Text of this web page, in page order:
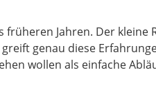
früheren Jahren. Der
genau diese
wollen als einfache